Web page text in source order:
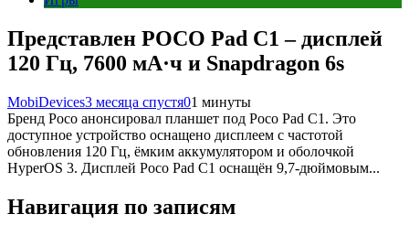
Представлен POCO Pad C1 – дисплей
120 Гц, 7600 мА·ч и Snapdragon 6s
MobiDevices3 месяца спустя01 минуты
Бренд Poco анонсировал планшет под Poco Pad C1. Это
доступное устройство оснащено дисплеем с частотой
обновления 120 Гц, ёмким аккумулятором и оболочкой
HyperOS 3. Дисплей Poco Pad C1 оснащён 9,7-дюймовым...
Навигация по записям